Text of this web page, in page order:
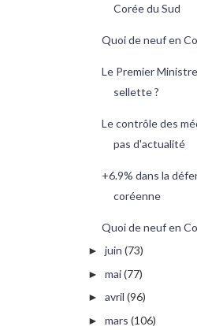
Corée du Sud
Quoi de neuf en
Le Premier
sellette ?
Le contrôle des
pas d'actualité
+6.9% dans la
coréenne
Quoi de neuf en
► juin (73)
► mai(77)
► avril (96)
► mars (106)